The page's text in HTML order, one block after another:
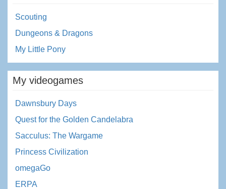
Scouting
Dungeons & Dragons
My Little Pony
My videogames
Dawnsbury Days
Quest for the Golden Candelabra
Sacculus: The Wargame
Princess Civilization
omegaGo
ERPA